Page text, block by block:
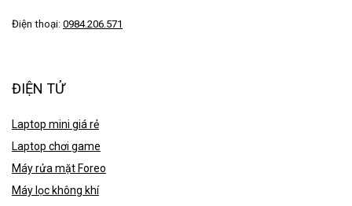
Điện thoại: 0984.206.571
ĐIỆN TỬ
Laptop mini giá rẻ
Laptop chơi game
Máy rửa mặt Foreo
Máy lọc không khí